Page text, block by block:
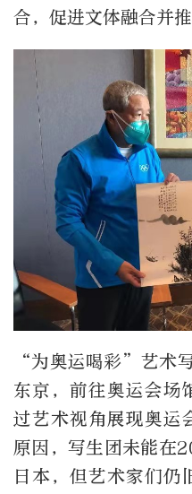
合，促进文体融合并
“为奥运喝彩”艺术
东京，前往奥运会场
过艺术视角展现奥运
原因，写生团未能在
日本，但艺术家们仍